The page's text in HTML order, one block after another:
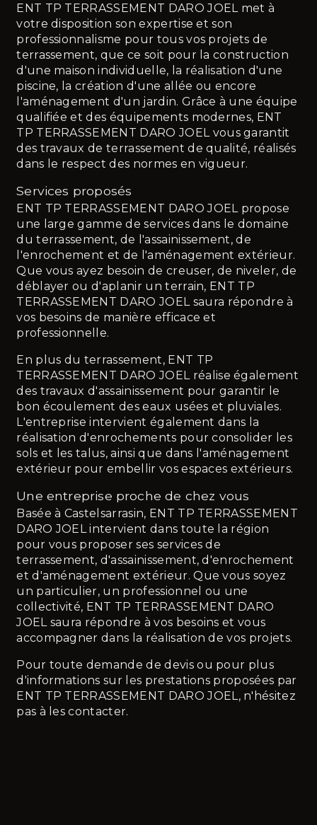
ENT TP TERRASSEMENT DARO JOEL met à
votre disposition son expertise et son
professionnalisme pour tous vos projets de
terrassement, que ce soit pour la construction
d'une maison individuelle, la réalisation d'une
piscine, la création d'une allée ou encore
l'aménagement d'un jardin. Grâce à une équipe
qualifiée et des équipements modernes, ENT
TP TERRASSEMENT DARO JOEL vous garantit
des travaux de terrassement de qualité, réalisés
dans le respect des normes en vigueur.
Services proposés
ENT TP TERRASSEMENT DARO JOEL propose
une large gamme de services dans le domaine
du terrassement, de l'assainissement, de
l'enrochement et de l'aménagement extérieur.
Que vous ayez besoin de creuser, de niveler, de
déblayer ou d'aplanir un terrain, ENT TP
TERRASSEMENT DARO JOEL saura répondre à
vos besoins de manière efficace et
professionnelle.
En plus du terrassement, ENT TP
TERRASSEMENT DARO JOEL réalise également
des travaux d'assainissement pour garantir le
bon écoulement des eaux usées et pluviales.
L'entreprise intervient également dans la
réalisation d'enrochements pour consolider les
sols et les talus, ainsi que dans l'aménagement
extérieur pour embellir vos espaces extérieurs.
Une entreprise proche de chez vous
Basée à Castelsarrasin, ENT TP TERRASSEMENT
DARO JOEL intervient dans toute la région
pour vous proposer ses services de
terrassement, d'assainissement, d'enrochement
et d'aménagement extérieur. Que vous soyez
un particulier, un professionnel ou une
collectivité, ENT TP TERRASSEMENT DARO
JOEL saura répondre à vos besoins et vous
accompagner dans la réalisation de vos projets.
Pour toute demande de devis ou pour plus
d'informations sur les prestations proposées par
ENT TP TERRASSEMENT DARO JOEL, n'hésitez
pas à les contacter.